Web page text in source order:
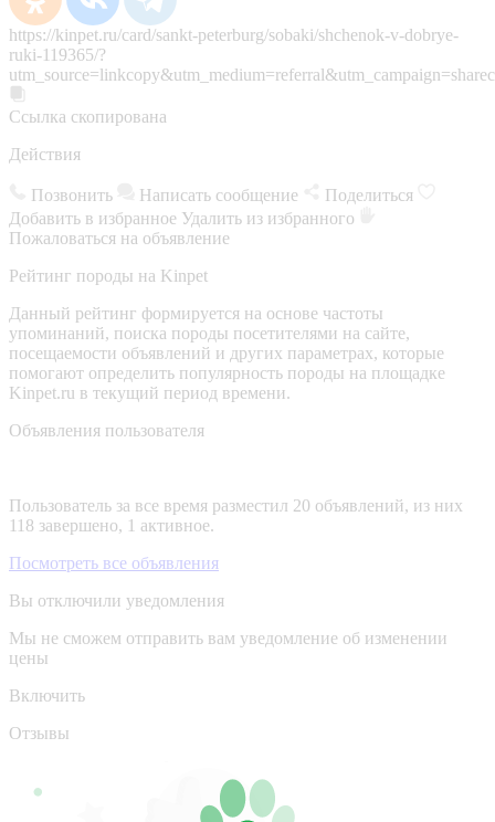
https://kinpet.ru/card/sankt-peterburg/sobaki/shchenok-v-dobrye-
ruki-119365/?
Ссылка скопирована
Действия
Позвонить Написать сообщение
Поделиться
Добавить в избранное Удалить из избранного
Пожаловаться на объявление
Рейтинг породы на Kinpet
Данный рейтинг формируется на основе частоты
упоминаний, поиска породы посетителями на сайте,
посещаемости объявлений и других параметрах, которые
помогают определить популярность породы на площадке
Kinpet.ru в текущий период времени.
Объявления пользователя
Пользователь за все время разместил 20 объявлений, из них
118 завершено, 1 активное.
Посмотреть все объявления
Вы отключили уведомления
Мы не сможем отправить вам уведомление об изменении
цены
Включить
Отзывы